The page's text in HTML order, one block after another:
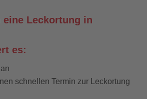
eine Leckortung in
es:
schnellen Termin zur Leckortung